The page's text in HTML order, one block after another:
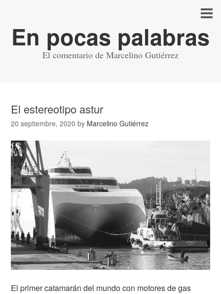
En pocas palabras
El comentario de Marcelino Gutiérrez
El estereotipo astur
20 septiembre, 2020 by Marcelino Gutiérrez
El primer catamarán del mundo con motores de gas